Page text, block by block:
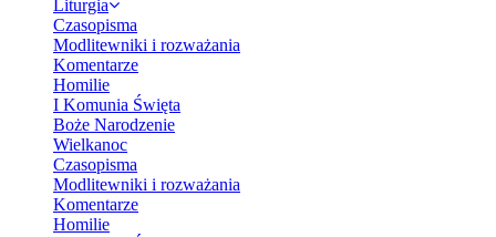
Liturgia
Czasopisma
Modlitewniki i rozważania
Komentarze
Homilie
I Komunia Święta
Boże Narodzenie
Wielkanoc
Czasopisma
Modlitewniki i rozważania
Komentarze
Homilie